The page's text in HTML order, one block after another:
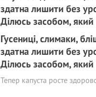
Гусениці, слимаки,
здатна лишити без
Ділюсь засобом, який
Тепер капуста росте